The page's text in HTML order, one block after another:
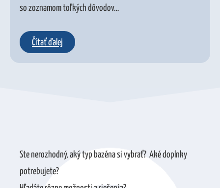
so zoznamom toľkých dôvodov…
Čítať ďalej
Ste nerozhodný, aký typ bazéna si vybrať? Aké doplnky
potrebujete?